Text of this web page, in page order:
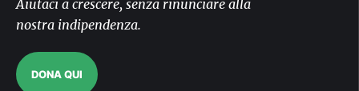
Aiutaci a crescere, senza rinunciare alla
nostra indipendenza.
DONA QUI